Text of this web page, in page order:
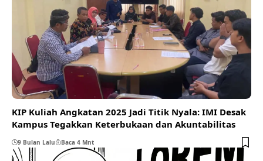
KIP Kuliah Angkatan 2025 Jadi Titik Nyala: IMI Desak
Kampus Tegakkan Keterbukaan dan Akuntabilitas
9 Bulan Lalu Baca 4 Mnt